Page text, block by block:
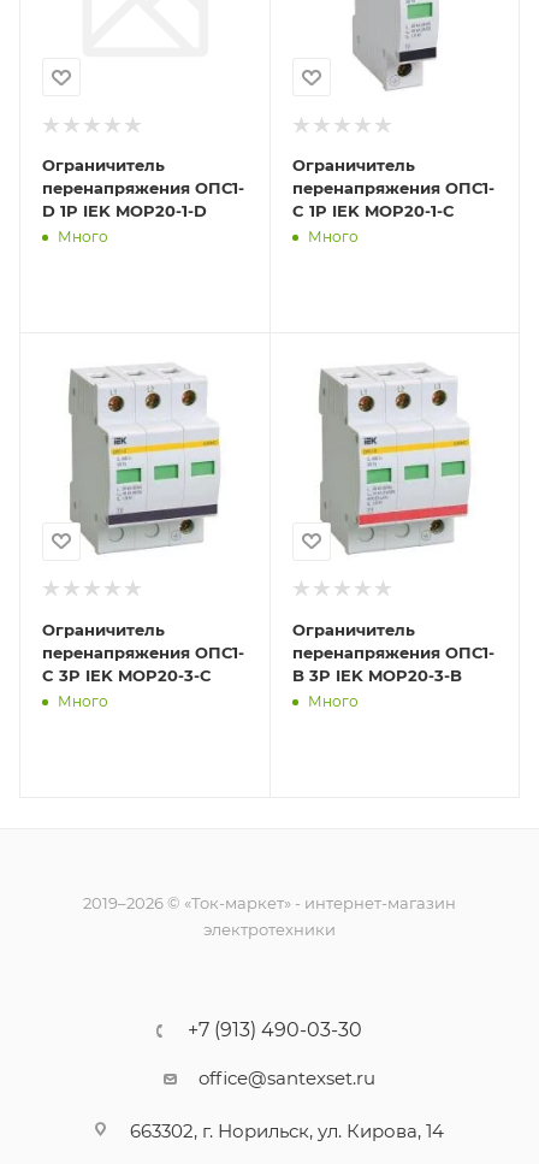
Ограничитель
перенапряжения ОПС1-
D 1P IEK MOP20-1-D
Много
Ограничитель
перенапряжения ОПС1-
C 1P IEK MOP20-1-C
Много
Ограничитель
перенапряжения ОПС1-
C 3P IEK MOP20-3-C
Много
Ограничитель
перенапряжения ОПС1-
B 3P IEK MOP20-3-B
Много
2019–2026 © «Ток-маркет» - интернет-магазин
электротехники
+7 (913) 490-03-30
office@santexset.ru
663302, г. Норильск, ул. Кирова, 14